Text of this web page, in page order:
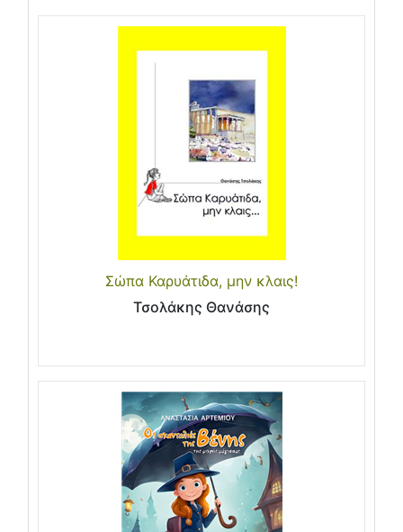
Σώπα Καρυάτιδα, μην κλαις!
Τσολάκης Θανάσης